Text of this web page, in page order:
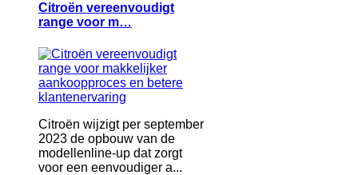
Citroën vereenvoudigt
range voor m…
Citroën wijzigt per september
2023 de opbouw van de
modellenline-up dat zorgt
voor een eenvoudiger a...